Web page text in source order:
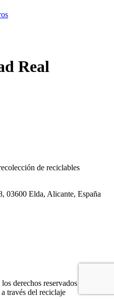
Real
de reciclables
03600 Elda, Alicante, España
derechos reservados
través del reciclaje